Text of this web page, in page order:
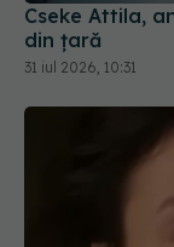
Cseke Attila,
din țară
31 iul 2026, 10:31